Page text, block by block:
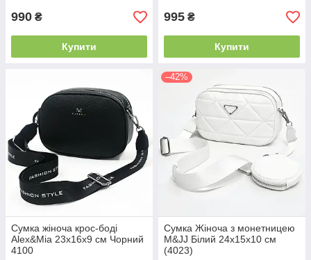
990 ₴
Купити
995 ₴
Купити
Сумка жіноча крос-боді
Alex&Mia 23х16х9 см Чорний
4100
–42%
Сумка Жіноча з монетницею
M&JJ Білий 24х15х10 см
(4023)